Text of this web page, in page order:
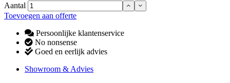
Aantal
Toevoegen aan offerte
Persoonlijke klantenservice
No nonsense
Goed en eerlijk advies
Showroom & Advies